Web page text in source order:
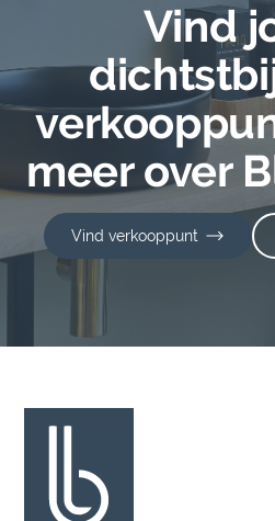
Vind
meer over
Vind verkooppunt